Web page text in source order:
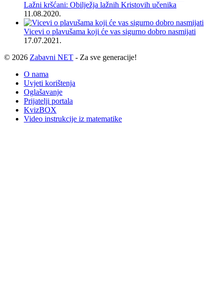
Lažni kršćani: Obilježja lažnih Kristovih učenika
11.08.2020.
Vicevi o plavušama koji će vas sigurno dobro nasmijati
17.07.2021.
© 2026 Zabavni NET - Za sve generacije!
O nama
Uvjeti korištenja
Oglašavanje
Prijatelji portala
KvizBOX
Video instrukcije iz matematike